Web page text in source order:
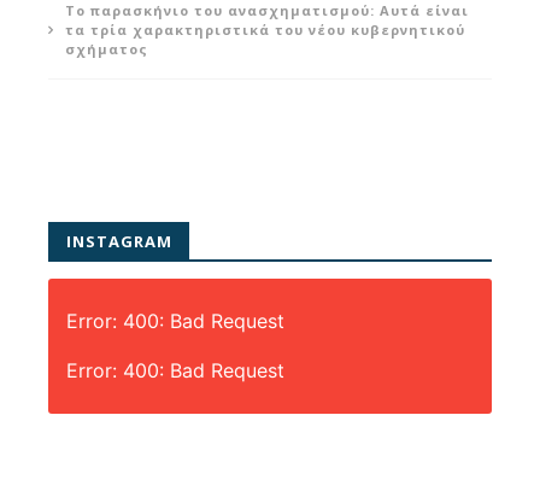
Το παρασκήνιο του ανασχηματισμού: Αυτά είναι
τα τρία χαρακτηριστικά του νέου κυβερνητικού
σχήματος
INSTAGRAM
Error: 400: Bad Request
Error: 400: Bad Request